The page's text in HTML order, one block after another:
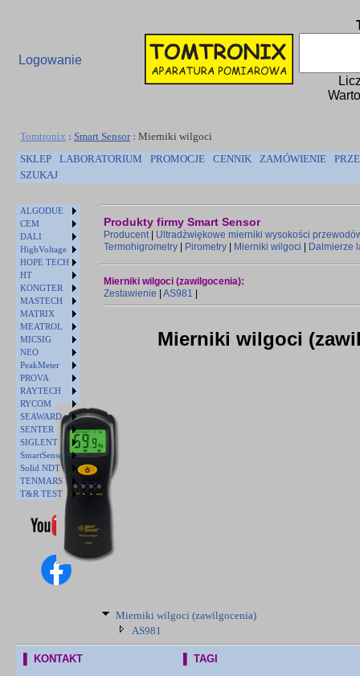
Logowanie
Tomtronix : Smart Sensor: Mierniki wilgoci
SKLEP
LABORATORIUM PROMOCJE CENNIK ZAMÓWIENIE
SZUKAJ
ALGODUE
CEM
DALI
HighVoltage
HOPE TECH
HT
KONGTER
MASTECH
MATRIX
MEATROL
MICSIG
NEO
PeakMeter
PROVA
RAYTECH
RYCOM
SEAWARD
SENTER
SIGLENT
SmartSensor
Solid NDT
TENMARS
T&R TEST
Produkty firmy Smart Sensor
Producent| Ultradźwiękowe mierniki wysokości
Termohigrometry
Pirometry Mierniki wilgoci Dalmierze
Mierniki wilgoci (zawilgocenia):
Zestawienie
AS981
Mierniki wilgoci
Mierniki wilgoci (zawilgocenia)
AS981
▌ KONTAKT
▌ TAGI